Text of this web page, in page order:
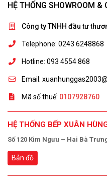
HỆ THỐNG SHOWROOM &
Công ty TNHH đầu tư
Telephone: 0243 6248868
Hotline: 093 4554 868
Email:
Mã số thuế: 0107928760
HỆ THỐNG BẾP XUÂN
Số 120 Kim Ngưu – Hai Bà
Bản đồ